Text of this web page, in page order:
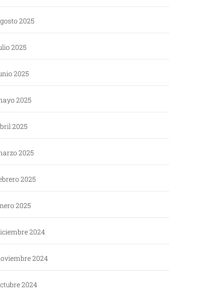
2025
2025
2025
2025
2025
2025
2025
2025
2024
2024
2024